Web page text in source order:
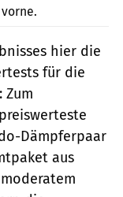
hier die
für die
Zum
Dämpferpaar
aus